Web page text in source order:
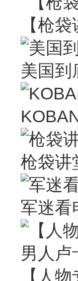
【枪
美国到
枪袋
军迷
【人